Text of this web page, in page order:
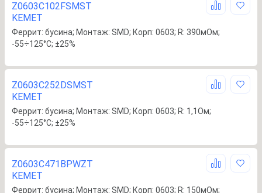
Z0603C102FSMST
KEMET
Феррит: бусина; Монтаж: SMD; Корп: 0603; R: 390мОм;
-55÷125°C; ±25%
Z0603C252DSMST
KEMET
Феррит: бусина; Монтаж: SMD; Корп: 0603; R: 1,1Ом;
-55÷125°C; ±25%
Z0603C471BPWZT
KEMET
Феррит: бусина; Монтаж: SMD; Корп: 0603; R: 150мОм;